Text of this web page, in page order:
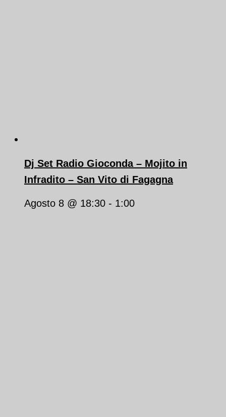
Dj Set Radio Gioconda – Mojito in
Infradito – San Vito di Fagagna
Agosto 8 @ 18:30 - 1:00